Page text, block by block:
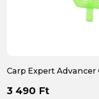
Carp Expert
3 490 Ft